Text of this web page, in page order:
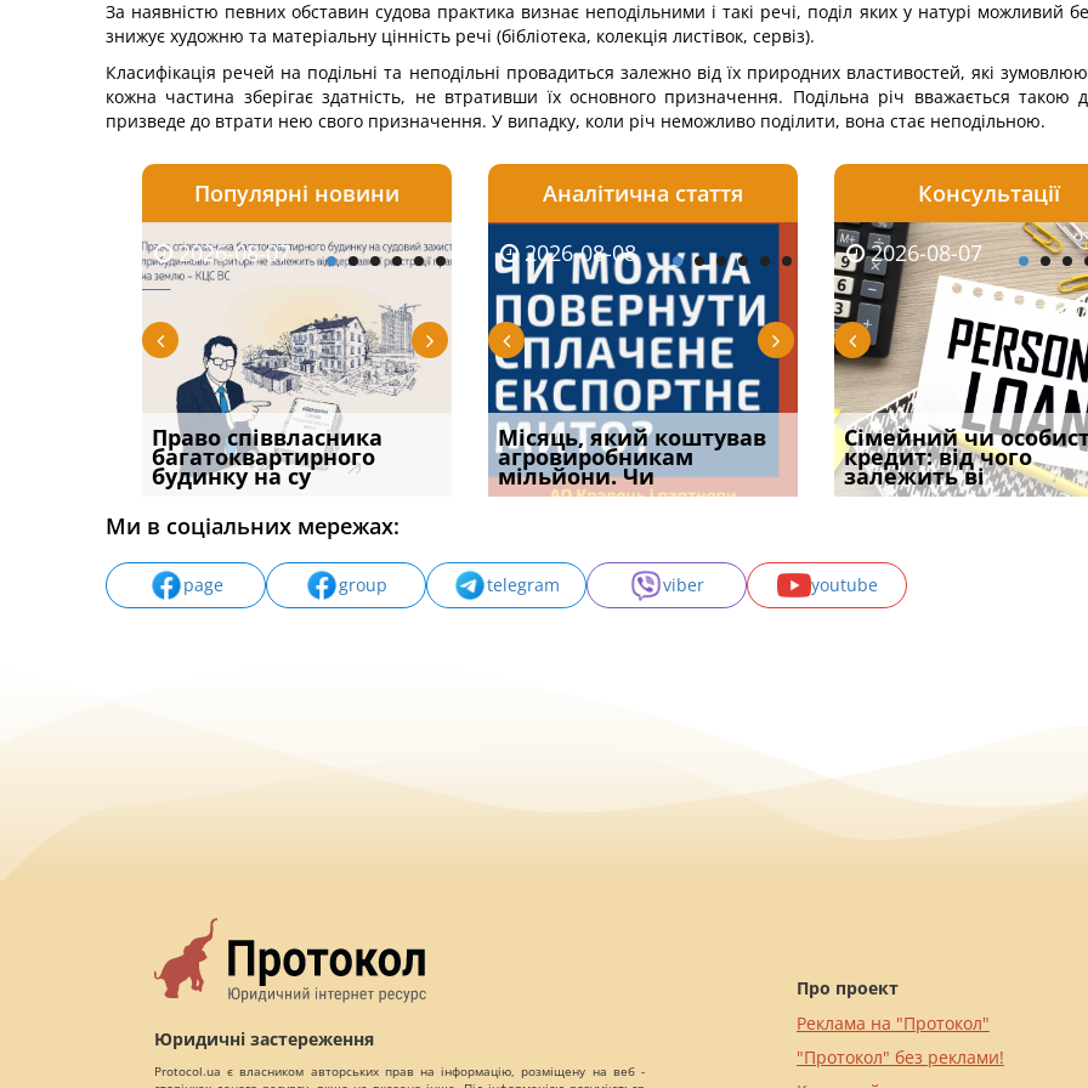
За наявністю певних обставин судова практика визнає неподільними і такі речі, поділ яких у натурі можливий
знижує художню та матеріальну цінність речі (бібліотека, колекція листівок, сервіз).
Класифікація речей на подільні та неподільні провадиться залежно від їх природних властивостей, які
кожна частина зберігає здатність, не втративши їх основного призначення. Подільна річ вважається
призведе до втрати нею свого призначення. У випадку, коли річ неможливо поділити, вона стає неподільною.
Популярні новини
2026-08-07
Право співвласника
багатоквартирного
будинку на су
2026-08-06
Якщо суд встановив для
відшкодування шкоди
наявніс
2026-08-06
Документи, на яких не
проставляється
апостиль: пер
Аналітична стаття
2026-08-03
ФУНДАМЕНТАЛЬНА
ПРОБЛЕМА «СУДОВОЇ
ПРАКТИКИ», АБО ПР
2026-08-08
Місяць, який коштував
агровиробникам
мільйони. Чи
2026-08-07
Огляд практики ВС від
Ростислава Кравця, що
опублі
Консультації
2026-08-05
Чи потрібна ФОП
печатка у 2026 році:
правила засто
2026-08-07
Сімейний чи
кредит: від чого
залежить ві
2026-07-30
Восьмий ААС
підтвердив, що
може скас
Ми в соціальних мережах:
page group telegram viber youtube
Юридичні застереження
Protocol.ua є власником авторських прав на інформацію, розміщену на веб -
Про проект
Реклама на "Протокол"
"Протокол" без реклами!